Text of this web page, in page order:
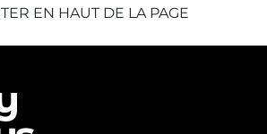
EN HAUT DE LA PAGE